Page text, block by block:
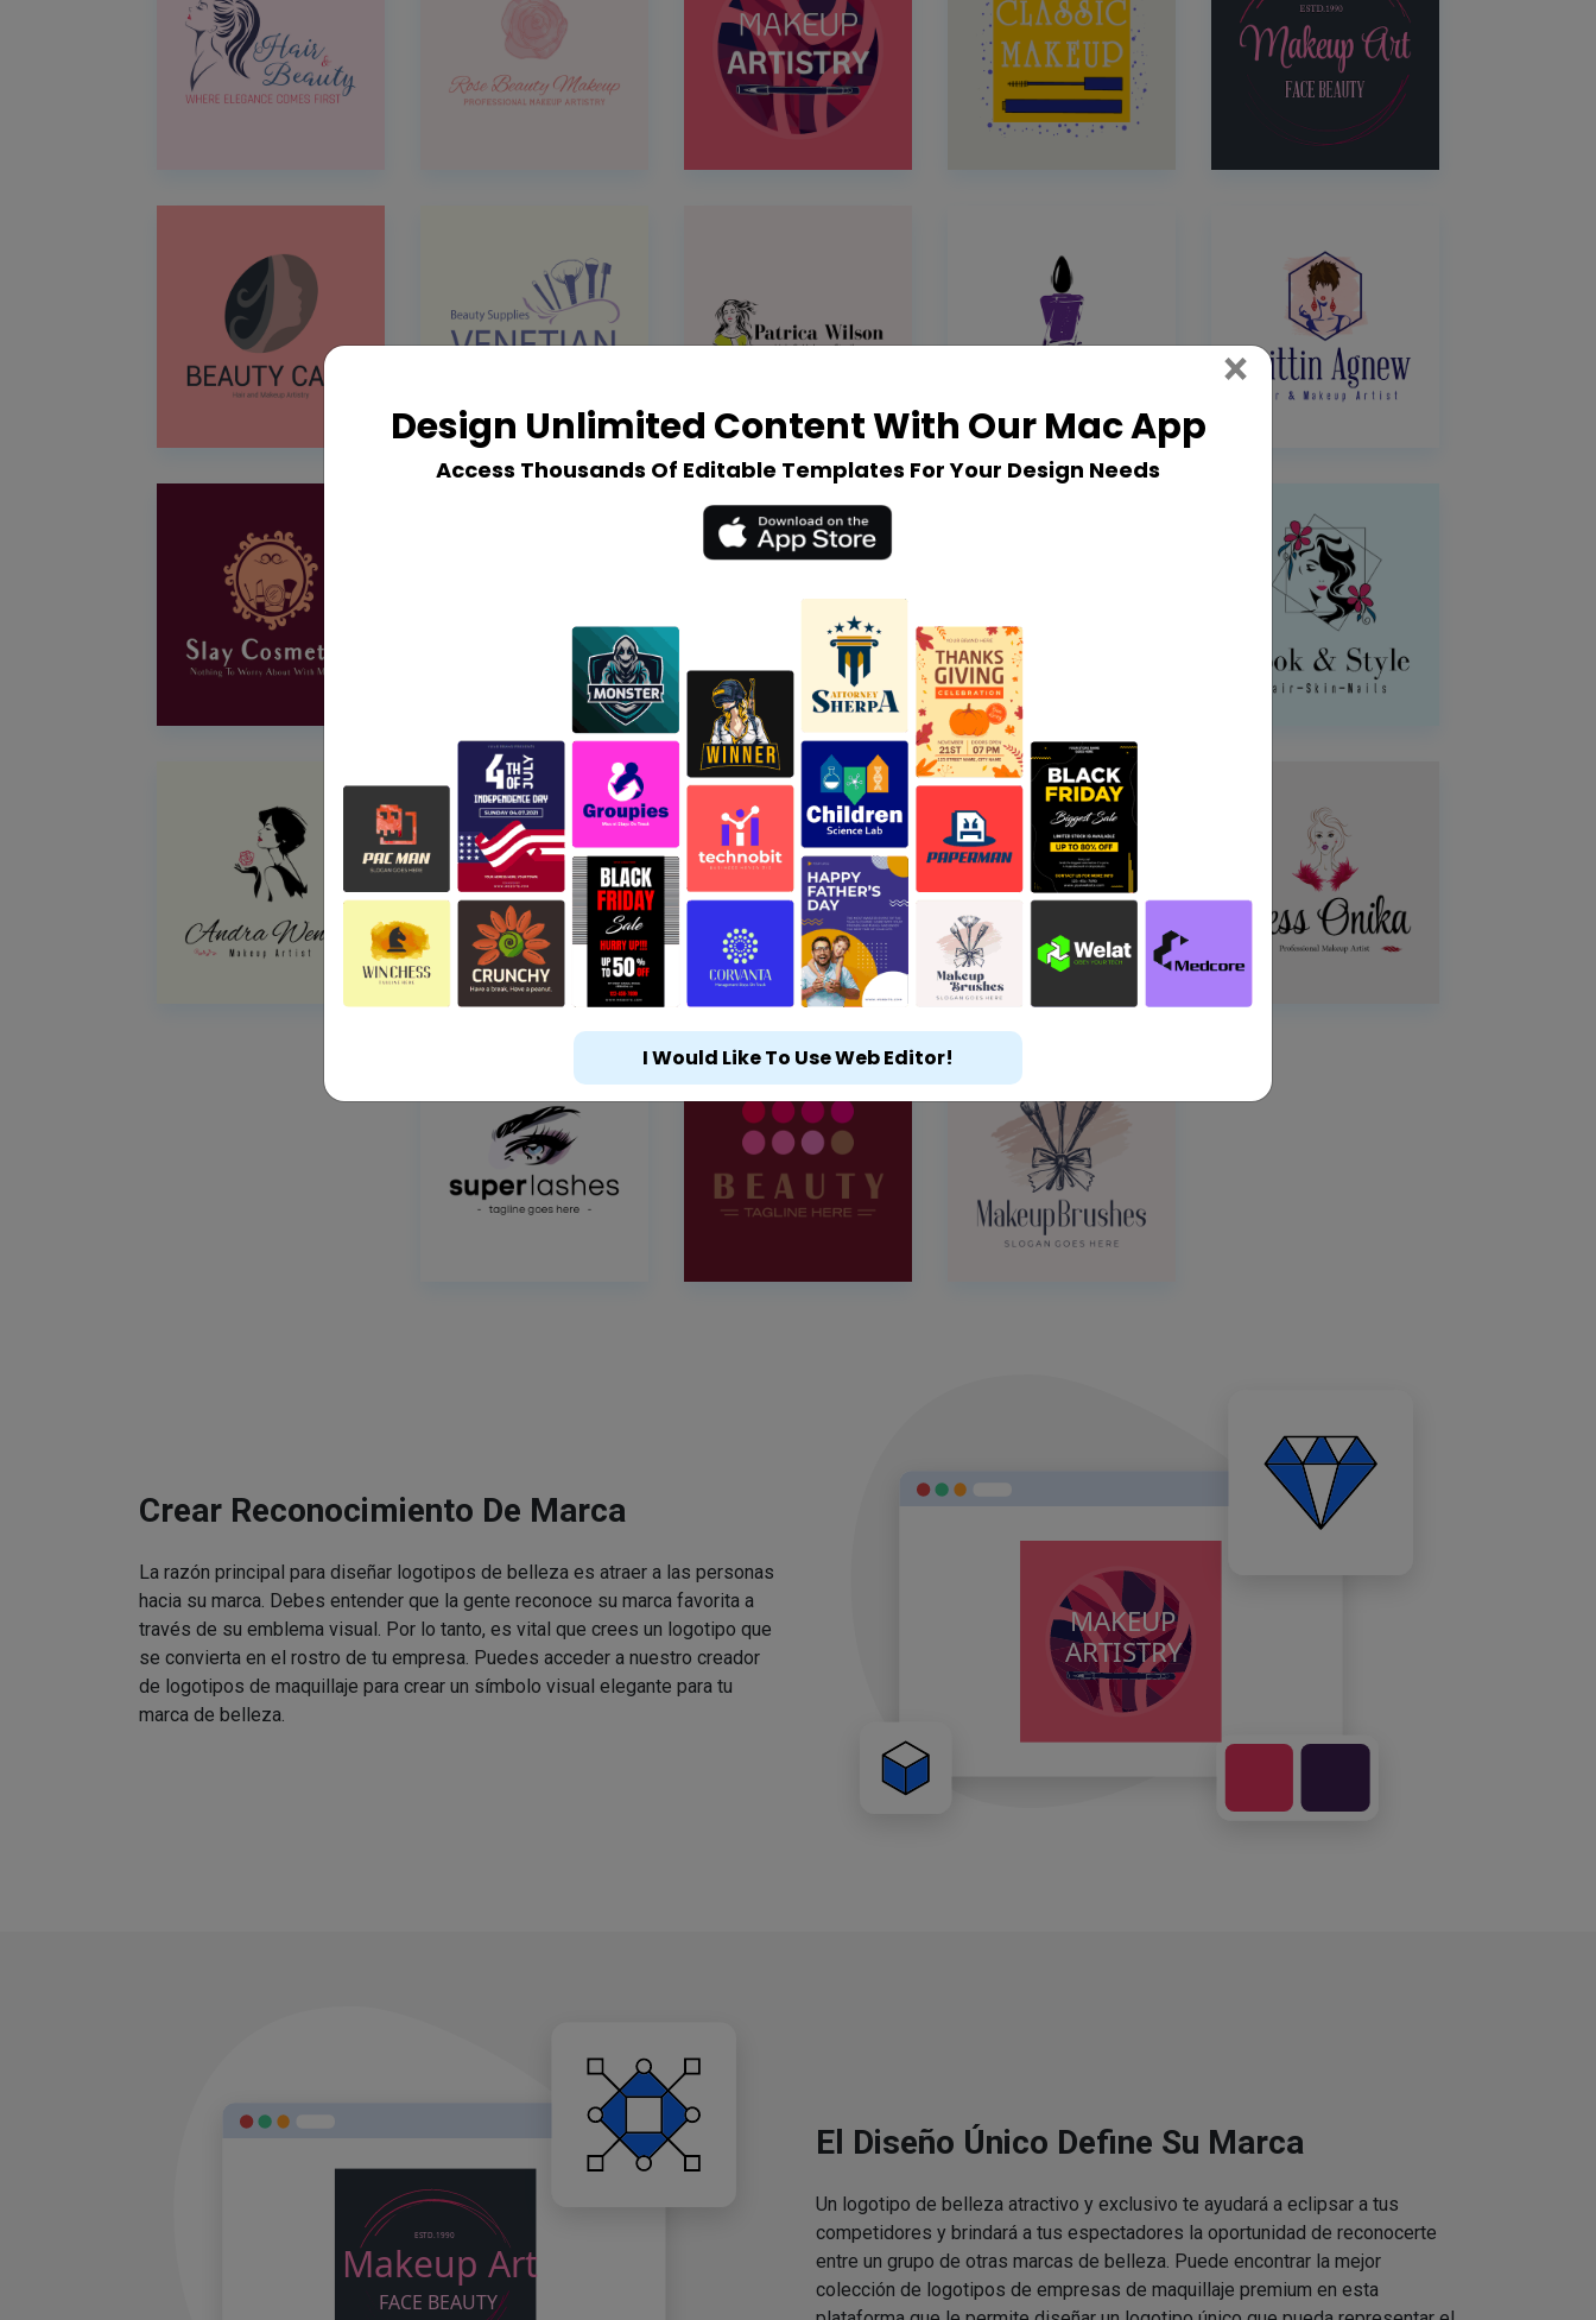
Crear Reconocimiento De Marca
La razón principal para diseñar logotipos de belleza es atraer a las personas
hacia su marca. Debes entender que la gente reconoce su marca favorita a
través de su emblema visual. Por lo tanto, es vital que crees un logotipo que
se convierta en el rostro de tu empresa. Puedes acceder a nuestro creador
de logotipos de maquillaje para crear un símbolo visual elegante para tu
marca de belleza.
El Diseño Único Define Su Marca
Un logotipo de belleza atractivo y exclusivo te ayudará a eclipsar a tus
competidores y brindará a tus espectadores la oportunidad de reconocerte
entre un grupo de otras marcas de belleza. Puede encontrar la mejor
colección de logotipos de empresas de maquillaje premium en esta
Design Unlimited Content With Our Mac App
Access Thousands Of Editable Templates For Your Design Needs
× Close
I Would Like To Use Web Editor!